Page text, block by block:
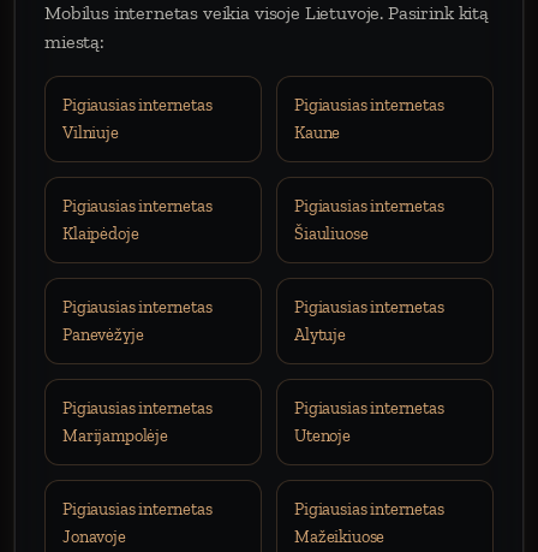
Mobilus internetas veikia visoje Lietuvoje. Pasirink kitą
miestą:
Pigiausias internetas
Vilniuje
Pigiausias internetas
Kaune
Pigiausias internetas
Klaipėdoje
Pigiausias internetas
Šiauliuose
Pigiausias internetas
Panevėžyje
Pigiausias internetas
Alytuje
Pigiausias internetas
Marijampolėje
Pigiausias internetas
Utenoje
Pigiausias internetas
Jonavoje
Pigiausias internetas
Mažeikiuose